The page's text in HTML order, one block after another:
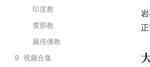
印度教
耆那教
藏传佛教
9 视频合集